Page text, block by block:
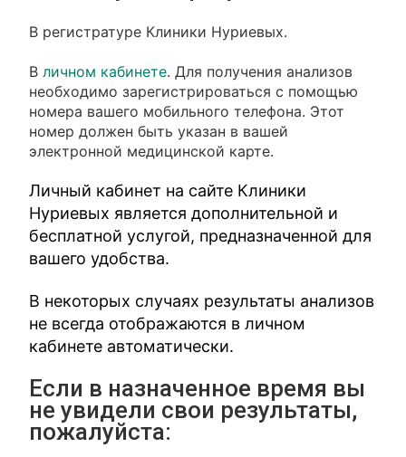
В регистратуре Клиники Нуриевых.
Вличном кабинете. Для получения анализов
необходимо зарегистрироваться с помощью
номера вашего мобильного телефона. Этот
номер должен быть указан в вашей
электронной медицинской карте.
Личный кабинет на сайте Клиники
Нуриевых является дополнительной и
бесплатной услугой, предназначенной для
вашего удобства.
В некоторых случаях результаты анализов
не всегда отображаются в личном
кабинете автоматически.
Если в назначенное время вы
не увидели свои результаты,
пожалуйста: